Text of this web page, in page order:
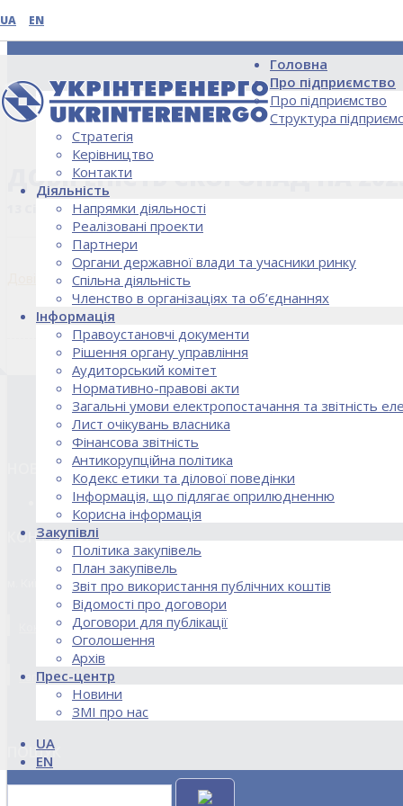
UA EN
Головна
Про підприємство
Про підприємство
Структура
Стратегія
Керівництво
Контакти
Діяльність
Напрямки діяльності
Реалізовані проекти
Партнери
Органи державної влади та учасники ринку
Спільна діяльність
Членство в організаціях та об’єднаннях
Інформація
Правоустановчі документи
Рішення органу управління
Аудиторський комітет
Нормативно-правові акти
Загальні умови електропостачання та звітність
Лист очікувань власника
Фінансова звітність
Антикорупційна політика
Кодекс етики та ділової поведінки
Інформація, що підлягає оприлюдненню
Корисна інформація
Закупівлі
Політика закупівель
План закупівель
Звіт про використання публічних коштів
Відомості про договори
Договори для публікації
Оголошення
Архів
Прес-центр
Новини
ЗМІ про нас
UA
EN
НОВИНИ
ДОВIРЕНIСТЬ СКОРОПАД НА
13 Січня, 2025
Довiренiсть Скоропад на 2025 рік
НОВИНИ
18.02.2026 Стартував процес реорганізації ДПЗД
КОНТАКТИ
м. Київ, вул. Кирилівська, 85
Контакти договірного відділу, розрахункового відділу та відділу
kanc@uie.kiev.ua
ПОШУК